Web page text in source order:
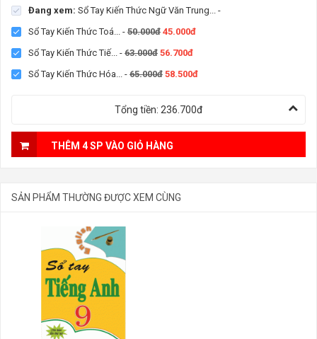
Đang xem: Sổ Tay Kiến Thức Ngữ Văn Trung... -
Sổ Tay Kiến Thức Toá... - 50.000đ 45.000đ
Sổ Tay Kiến Thức Tiế... - 63.000đ 56.700đ
Sổ Tay Kiến Thức Hóa... - 65.000đ 58.500đ
Tổng tiền: 236.700đ
THÊM 4 SP VÀO GIỎ HÀNG
SẢN PHẨM THƯỜNG ĐƯỢC XEM CÙNG